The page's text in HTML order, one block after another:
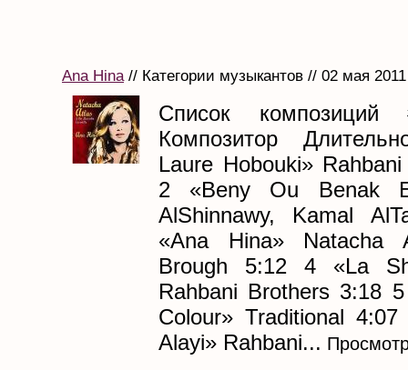
Ana Hina// Категории музыкантов // 02 мая 2011
Список композиций
Композитор
Laure Hobouki»
2 «Beny Ou Benak
AlShinnawy, Kamal
«Ana Hina» Natacha
Brough 5:12 4 «La
Rahbani Brothers 3:18
Colour» Traditional
Alayi» Rahbani...